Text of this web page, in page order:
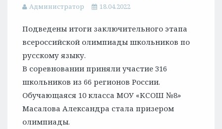
Администратор 18.04.2022
Подведены итоги заключительного этапа
всероссийской олимпиады школьников по
русскому языку.
В соревновании приняли участие 316
школьников из 66 регионов России.
Обучающаяся 10 класса МОУ «КСОШ №8»
Масалова Александра стала призером
олимпиады.